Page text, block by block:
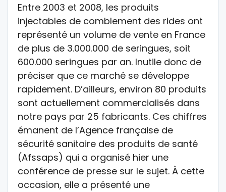
Entre 2003 et 2008, les produits
injectables de comblement des rides ont
représenté un volume de vente en France
de plus de 3.000.000 de seringues, soit
600.000 seringues par an. Inutile donc de
préciser que ce marché se développe
rapidement. D’ailleurs, environ 80 produits
sont actuellement commercialisés dans
notre pays par 25 fabricants. Ces chiffres
émanent de l’Agence française de
sécurité sanitaire des produits de santé
(Afssaps) qui a organisé hier une
conférence de presse sur le sujet. À cette
occasion, elle a présenté une